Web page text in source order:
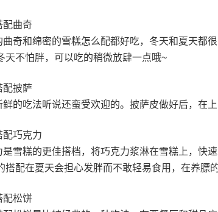
配曲奇
曲奇和绵密的雪糕怎么配都好吃，冬天和夏天都
天不怕胖，可以吃的稍微放肆一点哦~
配披萨
鲜的吃法听说还蛮受欢迎的。披萨皮做好后，在
配巧克力
是雪糕的更佳搭档，将巧克力浆淋在雪糕上，快
搭配在夏天会担心发胖而不敢轻易食用，在养膘
配松饼